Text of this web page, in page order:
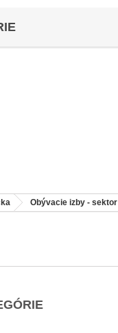
Obývacie izby - sektor